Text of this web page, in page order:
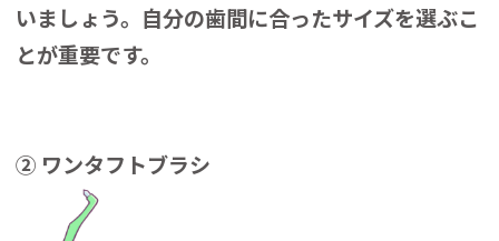
いましょう。自分の歯間に合ったサイズを選ぶこ
とが重要です。
② ワンタフトブラシ